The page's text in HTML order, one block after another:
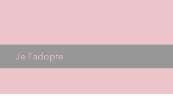
Je l'adopte